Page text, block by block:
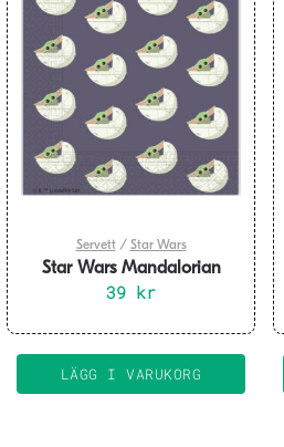
Servett/ Star Wars
Star Wars Mandalorian
Servetter 20-pack
39 kr
LÄGG I VARUKORG